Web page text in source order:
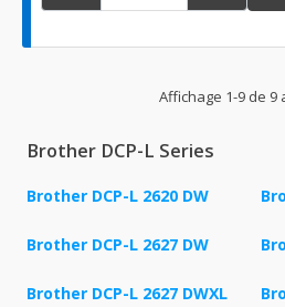
Affichage 1-9 de 9
Brother DCP-L Series
Brother DCP-L 2620 DW
Brother DCP-L 2627 DW
Brother DCP-L 2627 DWXL